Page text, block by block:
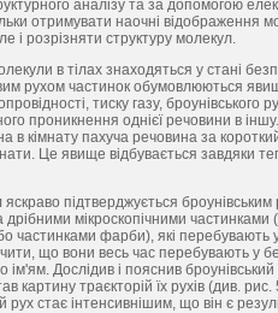
аналізу та за допомогою
отримувати наочні відображення
і розрізняти структуру молекул.
в тілах знаходяться у стані
рухом частинок обумовлюються
тиску газу, броунівського
проникнення однієї речовини в
в кімнату пахуча речовина за
Це явище відбувається завдяки
яскраво підтверджується
дрібними мікроскопічними
частинками фарби), які перебувають
що вони весь час перебувають у
ім'ям. Дослідив і пояснив
картину траєкторій їх рухів (див.
рух стає інтенсивнішим, що він є